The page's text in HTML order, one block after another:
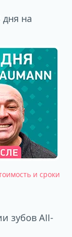
дня на
и сроки
зубов All-